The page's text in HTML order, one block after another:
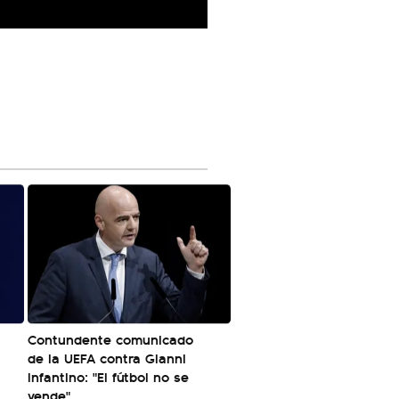
Contundente comunicado
de la UEFA contra Gianni
Infantino: "El fútbol no se